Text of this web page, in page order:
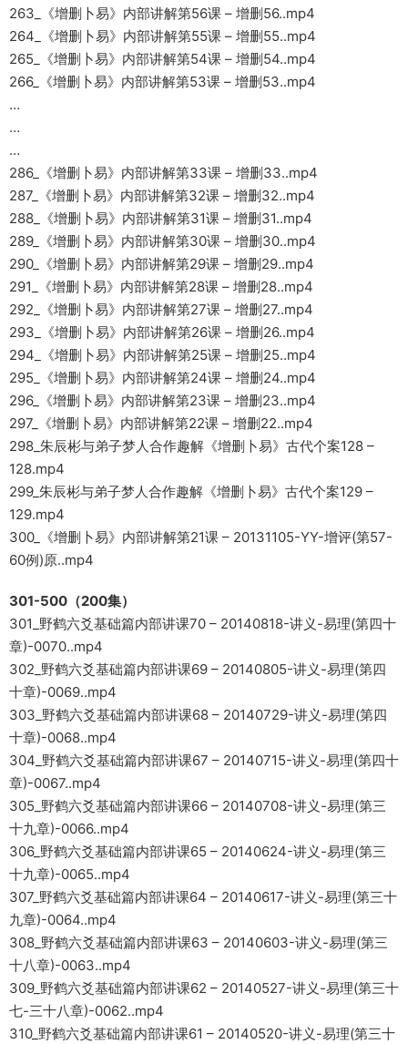
263_《增删卜易》内部讲解第56课 – 增删56..mp4
264_《增删卜易》内部讲解第55课 – 增删55..mp4
265_《增删卜易》内部讲解第54课 – 增删54..mp4
266_《增删卜易》内部讲解第53课 – 增删53..mp4
…
…
…
286_《增删卜易》内部讲解第33课 – 增删33..mp4
287_《增删卜易》内部讲解第32课 – 增删32..mp4
288_《增删卜易》内部讲解第31课 – 增删31..mp4
289_《增删卜易》内部讲解第30课 – 增删30..mp4
290_《增删卜易》内部讲解第29课 – 增删29..mp4
291_《增删卜易》内部讲解第28课 – 增删28..mp4
292_《增删卜易》内部讲解第27课 – 增删27..mp4
293_《增删卜易》内部讲解第26课 – 增删26..mp4
294_《增删卜易》内部讲解第25课 – 增删25..mp4
295_《增删卜易》内部讲解第24课 – 增删24..mp4
296_《增删卜易》内部讲解第23课 – 增删23..mp4
297_《增删卜易》内部讲解第22课 – 增删22..mp4
298_朱辰彬与弟子梦人合作趣解《增删卜易》古代个案128 –
128.mp4
299_朱辰彬与弟子梦人合作趣解《增删卜易》古代个案129 –
129.mp4
300_《增删卜易》内部讲解第21课 – 20131105-YY-增评(第57-
60例)原..mp4
301-500（200集）
301_野鹤六爻基础篇内部讲课70 – 20140818-讲义-易理(第四十
章)-0070..mp4
302_野鹤六爻基础篇内部讲课69 – 20140805-讲义-易理(第四
十章)-0069..mp4
303_野鹤六爻基础篇内部讲课68 – 20140729-讲义-易理(第四
十章)-0068..mp4
304_野鹤六爻基础篇内部讲课67 – 20140715-讲义-易理(第四十
章)-0067..mp4
305_野鹤六爻基础篇内部讲课66 – 20140708-讲义-易理(第三
十九章)-0066..mp4
306_野鹤六爻基础篇内部讲课65 – 20140624-讲义-易理(第三
十九章)-0065..mp4
307_野鹤六爻基础篇内部讲课64 – 20140617-讲义-易理(第三十
九章)-0064..mp4
308_野鹤六爻基础篇内部讲课63 – 20140603-讲义-易理(第三
十八章)-0063..mp4
309_野鹤六爻基础篇内部讲课62 – 20140527-讲义-易理(第三十
七-三十八章)-0062..mp4
310_野鹤六爻基础篇内部讲课61 – 20140520-讲义-易理(第三十